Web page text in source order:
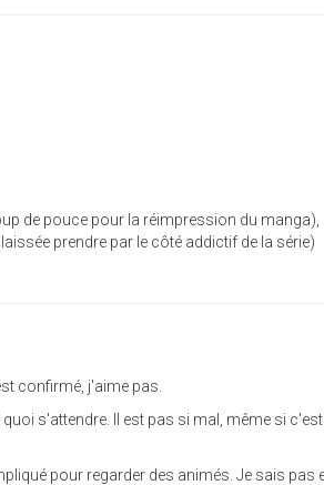
de pouce pour la réimpression du manga),
prendre par le côté addictif de la série)
confirmé, j'aime pas.
s'attendre. Il est pas si mal, même si
pour regarder des animés. Je sais pas